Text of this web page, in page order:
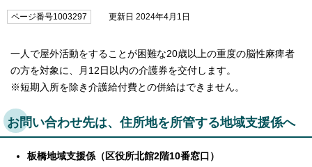
ページ番号1003297 更新日 2024年4月1日
一人で屋外活動をすることが困難な20歳以上の重度の脳性麻痺者
の方を対象に、月12日以内の介護券を交付します。
※短期入所を除き介護給付費との併給はできません。
お問い合わせ先は、住所地を所管する地域支援係へ
板橋地域支援係（区役所北館2階10番窓口）